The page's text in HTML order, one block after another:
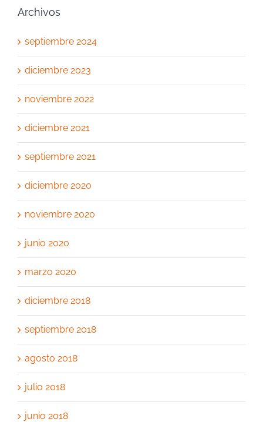
Archivos
septiembre 2024
diciembre 2023
noviembre 2022
diciembre 2021
septiembre 2021
diciembre 2020
noviembre 2020
junio 2020
marzo 2020
diciembre 2018
septiembre 2018
agosto 2018
julio 2018
junio 2018